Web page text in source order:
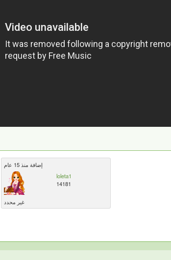
إضافة منذ 15 عام
loleta1
14181
غير محدد